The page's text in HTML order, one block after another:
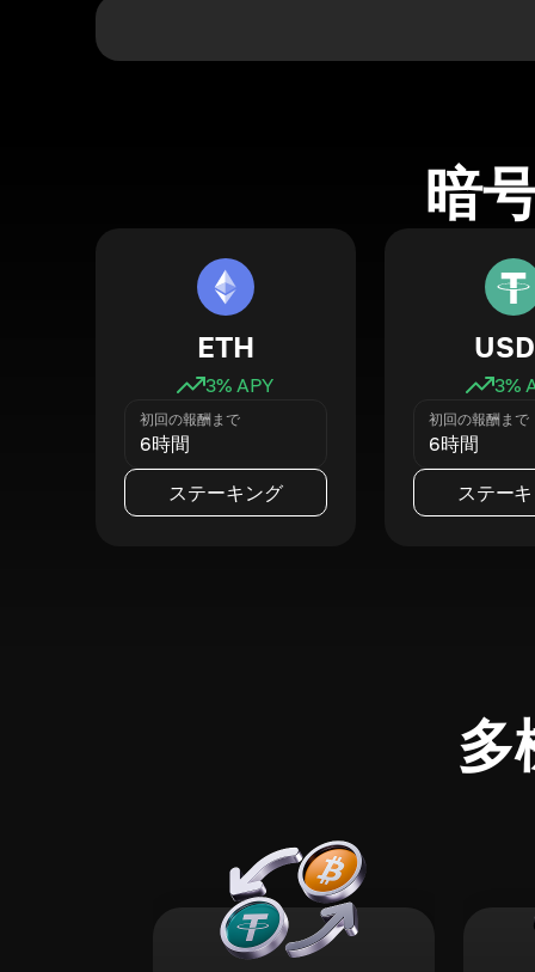
暗
ETH
3% APY
初回の報酬まで
6時間
ステーキング
3%
初回の報酬まで
6時間
ステー
多